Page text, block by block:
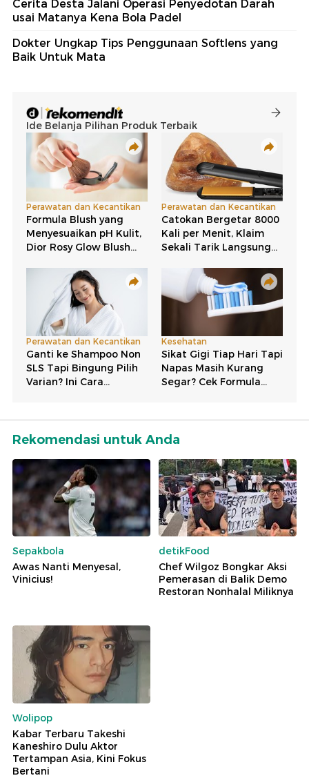
Cerita Desta Jalani Operasi Penyedotan Darah
usai Matanya Kena Bola Padel
Dokter Ungkap Tips Penggunaan Softlens yang
Baik Untuk Mata
Rekomendasi untuk Anda
Sepakbola
Awas Nanti Menyesal,
Vinicius!
detikFood
Chef Wilgoz Bongkar Aksi
Pemerasan di Balik Demo
Restoran Nonhalal Miliknya
Wolipop
Kabar Terbaru Takeshi
Kaneshiro Dulu Aktor
Tertampan Asia, Kini Fokus
Bertani